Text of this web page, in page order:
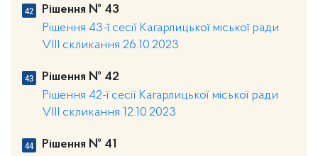
Рішення № 43
Рішення 43-ї сесії Кагарлицької міської ради
VIII скликання 26.10.2023
Рішення № 42
Рішення 42-ї сесії Кагарлицької міської ради
VIII скликання 12.10.2023
Рішення № 41